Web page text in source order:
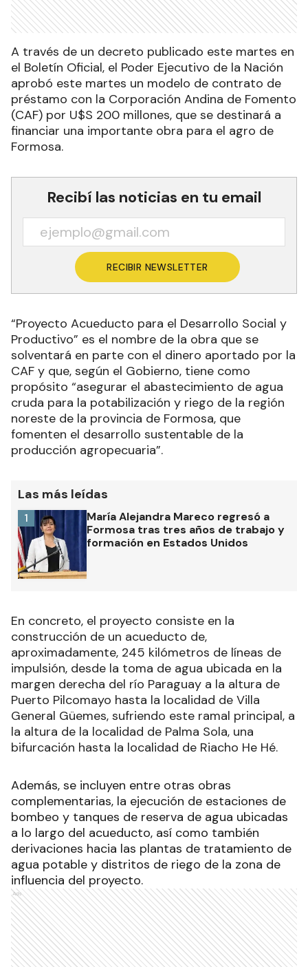
A través de un decreto publicado este martes en
el Boletín Oficial, el Poder Ejecutivo de la Nación
aprobó este martes un modelo de contrato de
préstamo con la Corporación Andina de Fomento
(CAF) por U$S 200 millones, que se destinará a
financiar una importante obra para el agro de
Formosa.
Recibí las noticias en tu email
RECIBIR NEWSLETTER
“Proyecto Acueducto para el Desarrollo Social y
Productivo” es el nombre de la obra que se
solventará en parte con el dinero aportado por la
CAF y que, según el Gobierno, tiene como
propósito “asegurar el abastecimiento de agua
cruda para la potabilización y riego de la región
noreste de la provincia de Formosa, que
fomenten el desarrollo sustentable de la
producción agropecuaria”.
Las más leídas
María Alejandra Mareco regresó a
Formosa tras tres años de trabajo y
formación en Estados Unidos
1
En concreto, el proyecto consiste en la
construcción de un acueducto de,
aproximadamente, 245 kilómetros de líneas de
impulsión, desde la toma de agua ubicada en la
margen derecha del río Paraguay a la altura de
Puerto Pilcomayo hasta la localidad de Villa
General Güemes, sufriendo este ramal principal, a
la altura de la localidad de Palma Sola, una
bifurcación hasta la localidad de Riacho He Hé.
Además, se incluyen entre otras obras
complementarias, la ejecución de estaciones de
bombeo y tanques de reserva de agua ubicadas
a lo largo del acueducto, así como también
derivaciones hacia las plantas de tratamiento de
agua potable y distritos de riego de la zona de
influencia del proyecto.
Ads